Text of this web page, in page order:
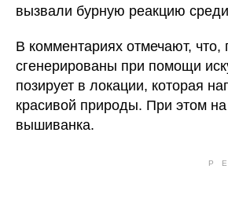
вызвали бурную реакцию
В комментариях отмечают,
сгенерированы при помощи
позирует в локации, которая
красивой природы. При этом
вышиванка.